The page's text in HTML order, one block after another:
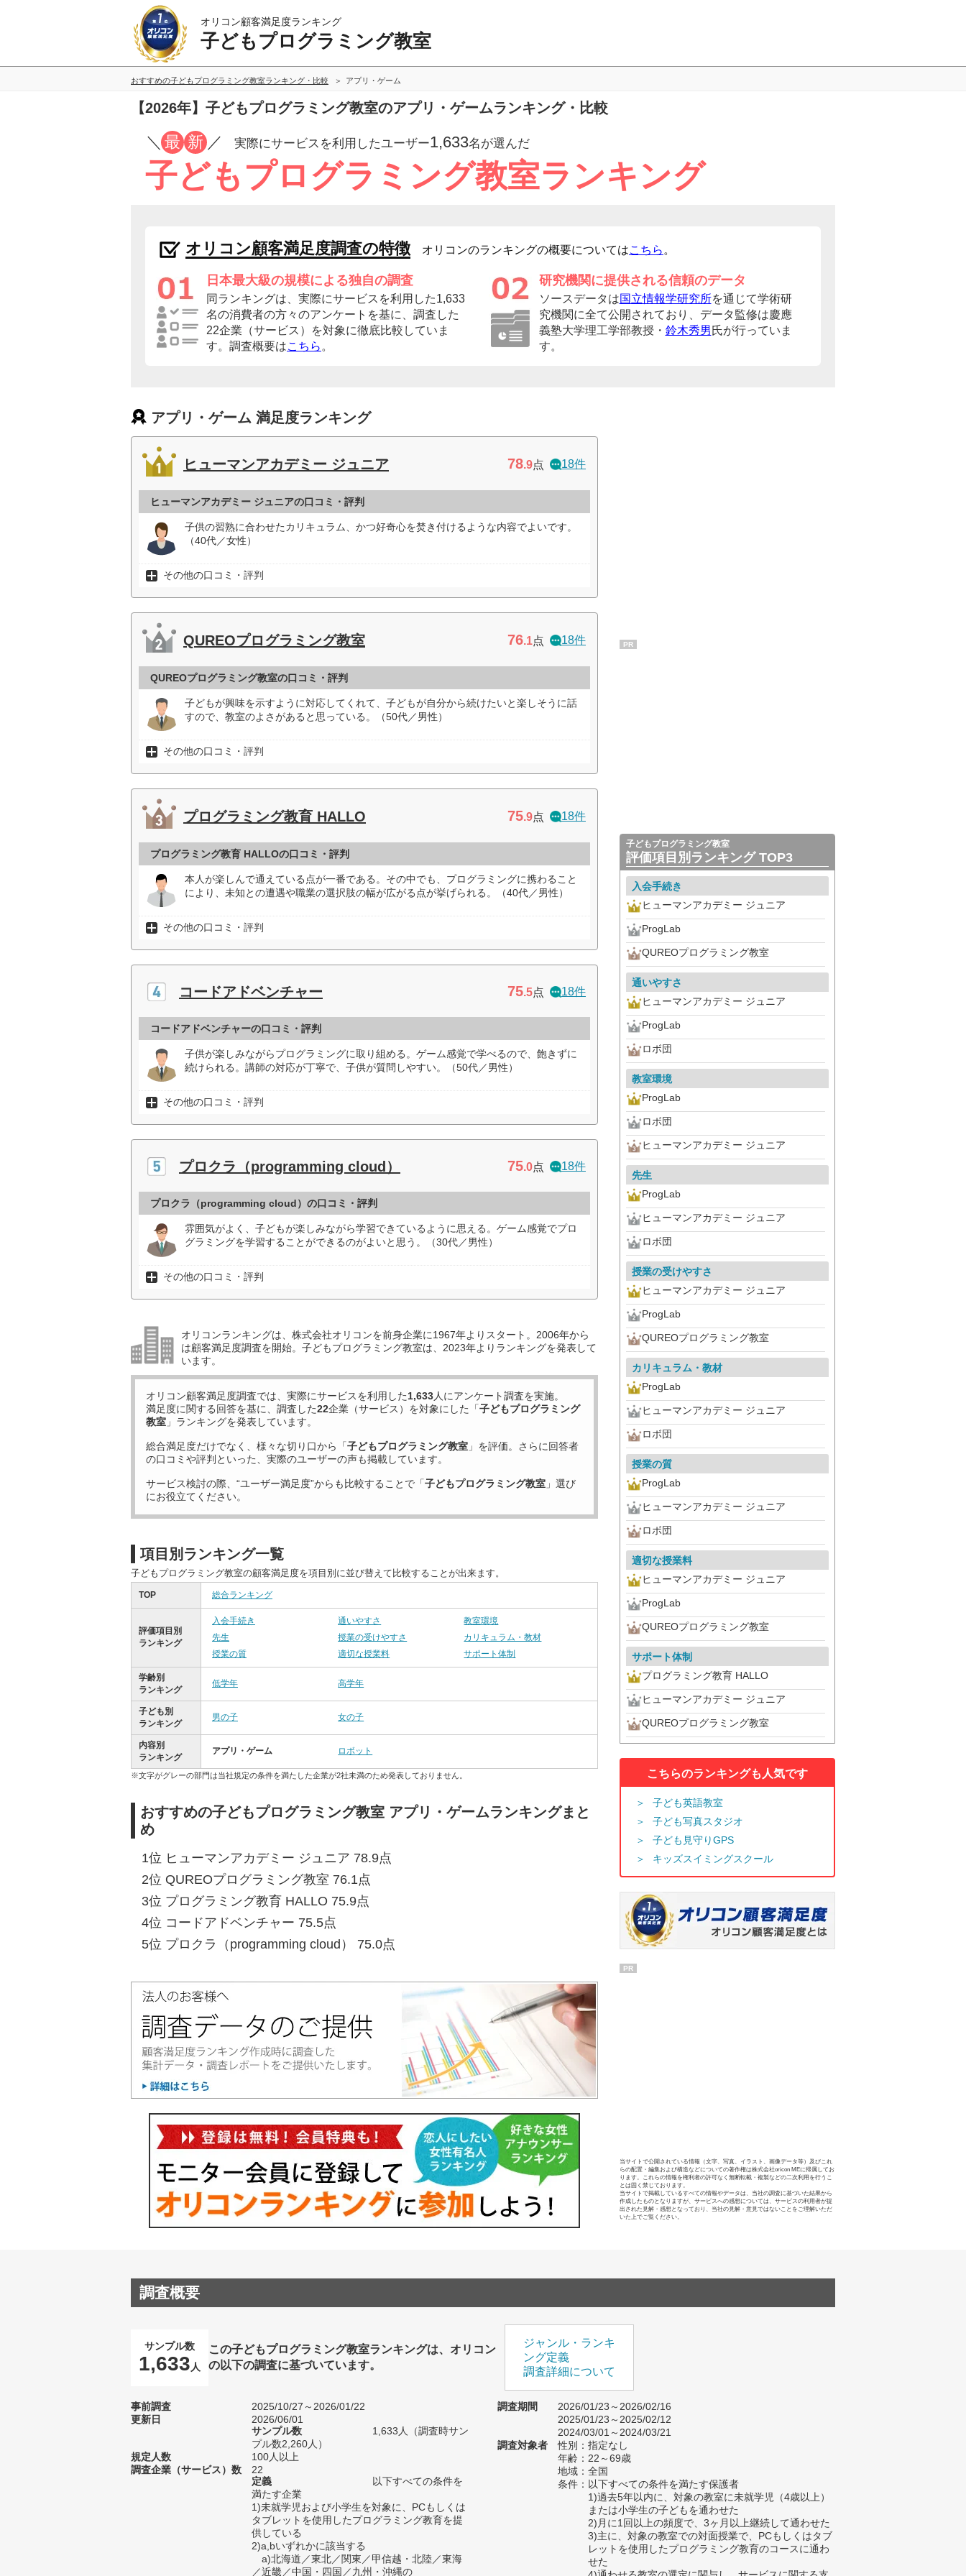
オリコン顧客満足度ランキング
子どもプログラミング教室
おすすめの子どもプログラミング教室ランキング・比較 アプリ・ゲーム
【2026年】子どもプログラミング教室のアプリ・ゲームランキング・比較
／ 最 新 ／ 実際にサービスを利用したユーザー1,633名が選んだ
子どもプログラミング教室ランキング
オリコン顧客満足度調査の特徴 オリコンのランキングの概要についてはこちら 。
日本最大級の規模による独自の調査
同ランキングは、実際にサービスを利用した1,633
名の消費者の方々のアンケートを基に、調査した
22企業（サービス）を対象に徹底比較していま
す。調査概要はこちら 。
研究機関に提供される信頼のデータ
ソースデータは国立情報学研究所を通じて学術研
究機関に全て公開されており、データ監修は慶應
義塾大学理工学部教授・ 鈴木秀男 氏が行っていま
す。
アプリ・ゲーム 満足度ランキング
ヒューマンアカデミー ジュニア 78.9点 18件
ヒューマンアカデミー ジュニアの口コミ・評判
子供の習熟に合わせたカリキュラム、かつ好奇心を焚き付けるような内容でよいです。
（40代／女性）
その他の口コミ・評判
QUREOプログラミング教室 76.1点 18件
QUREOプログラミング教室の口コミ・評判
子どもが興味を示すように対応してくれて、子どもが自分から続けたいと楽しそうに話
すので、教室のよさがあると思っている。（50代／男性）
その他の口コミ・評判
プログラミング教育 HALLO 75.9点 18件
プログラミング教育 HALLOの口コミ・評判
本人が楽しんで通えている点が一番である。その中でも、プログラミングに携わること
により、未知との遭遇や職業の選択肢の幅が広がる点が挙げられる。（40代／男性）
その他の口コミ・評判
コードアドベンチャー 75.5点 18件
コードアドベンチャーの口コミ・評判
子供が楽しみながらプログラミングに取り組める。ゲーム感覚で学べるので、飽きずに
続けられる。講師の対応が丁寧で、子供が質問しやすい。（50代／男性）
その他の口コミ・評判
プロクラ（programming cloud） 75.0点 18件
プロクラ（programming cloud）の口コミ・評判
雰囲気がよく、子どもが楽しみながら学習できているように思える。ゲーム感覚でプロ
グラミングを学習することができるのがよいと思う。（30代／男性）
その他の口コミ・評判
オリコンランキングは、株式会社オリコンを前身企業に1967年よりスタート。2006年から
は顧客満足度調査を開始。子どもプログラミング教室は、2023年よりランキングを発表して
います。
オリコン顧客満足度調査では、実際にサービスを利用した1,633人にアンケート調査を実施。
満足度に関する回答を基に、調査した22企業（サービス）を対象にした「子どもプログラミング
教室 」ランキングを発表しています。
総合満足度だけでなく、様々な切り口から「子どもプログラミング教室 」を評価。さらに回答者
の口コミや評判といった、実際のユーザーの声も掲載しています。
サービス検討の際、“ユーザー満足度”からも比較することで「子どもプログラミング教室 」選び
にお役立てください。
項目別ランキング一覧
子どもプログラミング教室の顧客満足度を項目別に並び替えて比較することが出来ます。
TOP 総合ランキング
評価項目別
ランキング
入会手続き 通いやすさ
教室環境
先生
授業の受けやすさ
カリキュラム・教材
授業の質
適切な授業料 サポート体制
学齢別
ランキング
低学年 高学年
子ども別
ランキング
男の子 女の子
内容別
ランキング
アプリ・ゲーム ロボット
※文字がグレーの部門は当社規定の条件を満たした企業が2社未満のため発表しておりません。
おすすめの子どもプログラミング教室 アプリ・ゲームランキングまと
め
1位 ヒューマンアカデミー ジュニア 78.9点
2位 QUREOプログラミング教室 76.1点
3位 プログラミング教育 HALLO 75.9点
4位 コードアドベンチャー 75.5点
5位 プロクラ（programming cloud） 75.0点
PR
子どもプログラミング教室
評価項目別ランキング TOP3
入会手続き
ヒューマンアカデミー ジュニア
ProgLab
QUREOプログラミング教室
通いやすさ
ヒューマンアカデミー ジュニア
ProgLab
ロボ団
教室環境
ProgLab
ロボ団
ヒューマンアカデミー ジュニア
先生
ProgLab
ヒューマンアカデミー ジュニア
ロボ団
授業の受けやすさ
ヒューマンアカデミー ジュニア
ProgLab
QUREOプログラミング教室
カリキュラム・教材
ProgLab
ヒューマンアカデミー ジュニア
ロボ団
授業の質
ProgLab
ヒューマンアカデミー ジュニア
ロボ団
適切な授業料
ヒューマンアカデミー ジュニア
ProgLab
QUREOプログラミング教室
サポート体制
プログラミング教育 HALLO
ヒューマンアカデミー ジュニア
QUREOプログラミング教室
こちらのランキングも人気です
子ども英語教室
子ども写真スタジオ
子ども見守りGPS
キッズスイミングスクール
PR
当サイトで公開されている情報（文字、写真、イラスト、画像データ等）及びこれ
らの配置・編集および構造などについての著作権は株式会社oricon MEに帰属してお
ります。これらの情報を権利者の許可なく無断転載・複製などの二次利用を行うこ
とは固く禁じております。
当サイトで掲載しているすべての情報やデータは、当社の調査に基づいた結果から
作成したものとなりますが、サービスへの感想については、サービスの利用者が提
出された見解・感想となっており、当社の見解・意見ではないことをご理解いただ
いた上でご覧ください。
調査概要
サンプル数
1,633 人
この子どもプログラミング教室ランキングは、オリコン
の以下の調査に基づいています。
ジャンル・ランキ
ング定義
調査詳細について
事前調査
2025/10/27～2026/01/22
更新日
2026/06/01
サンプル数
1,633人（調査時サン
プル数2,260人）
規定人数
100人以上
調査企業（サービス）数
22
定義
以下すべての条件を
満たす企業
1)未就学児および小学生を対象に、PCもしくは
タブレットを使用したプログラミング教育を提
供している
2)a,bいずれかに該当する
a)北海道／東北／関東／甲信越・北陸／東海
／近畿／中国・四国／九州・沖縄の
調査期間
2026/01/23～2026/02/16
2025/01/23～2025/02/12
2024/03/01～2024/03/21
調査対象者
性別：指定なし
年齢：22～69歳
地域：全国
条件：以下すべての条件を満たす保護者
1)過去5年以内に、対象の教室に未就学児（4歳以上）
または小学生の子どもを通わせた
2)月に1回以上の頻度で、3ヶ月以上継続して通わせた
3)主に、対象の教室での対面授業で、PCもしくはタブ
レットを使用したプログラミング教育のコースに通わ
せた